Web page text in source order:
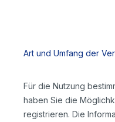
Art und Umfang der
Für die Nutzung
haben Sie die
registrieren. Die